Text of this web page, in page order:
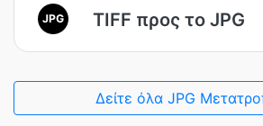
JPG TIFF προς το JPG
Δείτε όλα JPG